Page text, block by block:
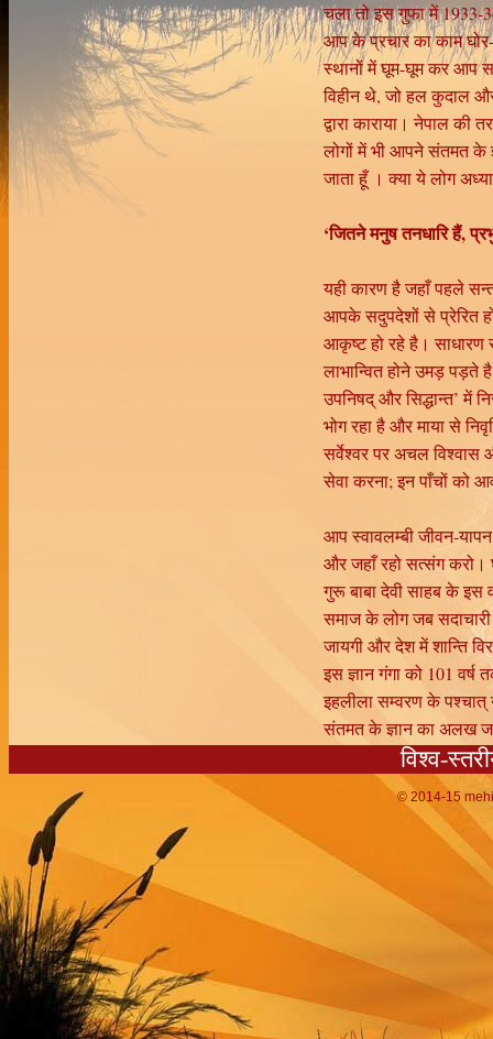
चला तो इस गुफा में
आप के प्रचार का काम
स्थानों में घूम-घूम कर आप
विहीन थे, जो हल कुदाल
द्वारा काराया। नेपाल
लोगों में भी आपने संतमत के
जाता हूँ । क्या ये लोग
‘जितने मनुष तनधारि हैं,
यही कारण है जहाँ पहले
आपके सदुपदेशों से प्रेरित
आकृष्ट हो रहे है। साधारण
लाभान्वित होने उमड़
उपनिषद् और सिद्धान्त’ में
भोग रहा है और माया से
सर्वेश्वर पर अचल विश्वास
सेवा करना; इन पाँचों को
आप स्वावलम्बी जीवन-
और जहाँ रहो सत्संग
गुरू बाबा देवी साहब के इस
समाज के लोग जब सदाचारी
जायगी और देश में शान्ति
इस ज्ञान गंगा को 101
इहलीला सम्वरण के पश्चात्
संतमत के ज्ञान का अलख
विश्व-
© 2014-15